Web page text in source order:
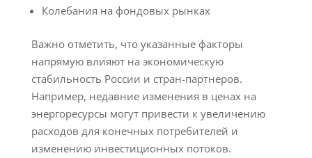
Колебания на фондовых рынках
Важно отметить, что указанные факторы
напрямую влияют на экономическую
стабильность России и стран-партнеров.
Например, недавние изменения в ценах на
энергоресурсы могут привести к увеличению
расходов для конечных потребителей и
изменению инвестиционных потоков.